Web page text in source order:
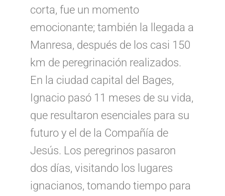
corta, fue un momento
emocionante; también la llegada a
Manresa, después de los casi 150
km de peregrinación realizados.
En la ciudad capital del Bages,
Ignacio pasó 11 meses de su vida,
que resultaron esenciales para su
futuro y el de la Compañía de
Jesús. Los peregrinos pasaron
dos días, visitando los lugares
ignacianos, tomando tiempo para